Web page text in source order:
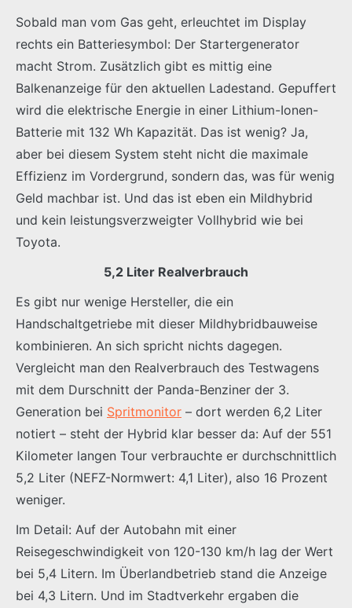
Sobald man vom Gas geht, erleuchtet im Display
rechts ein Batteriesymbol: Der Startergenerator
macht Strom. Zusätzlich gibt es mittig eine
Balkenanzeige für den aktuellen Ladestand. Gepuffert
wird die elektrische Energie in einer Lithium-Ionen-
Batterie mit 132 Wh Kapazität. Das ist wenig? Ja,
aber bei diesem System steht nicht die maximale
Effizienz im Vordergrund, sondern das, was für wenig
Geld machbar ist. Und das ist eben ein Mildhybrid
und kein leistungsverzweigter Vollhybrid wie bei
Toyota.
5,2 Liter Realverbrauch
Es gibt nur wenige Hersteller, die ein
Handschaltgetriebe mit dieser Mildhybridbauweise
kombinieren. An sich spricht nichts dagegen.
Vergleicht man den Realverbrauch des Testwagens
mit dem Durschnitt der Panda-Benziner der 3.
Generation bei Spritmonitor – dort werden 6,2 Liter
notiert – steht der Hybrid klar besser da: Auf der 551
Kilometer langen Tour verbrauchte er durchschnittlich
5,2 Liter (NEFZ-Normwert: 4,1 Liter), also 16 Prozent
weniger.
Im Detail: Auf der Autobahn mit einer
Reisegeschwindigkeit von 120-130 km/h lag der Wert
bei 5,4 Litern. Im Überlandbetrieb stand die Anzeige
bei 4,3 Litern. Und im Stadtverkehr ergaben die